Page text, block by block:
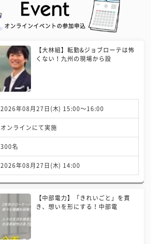
オンラインイベントの参加申込
【大林組】転勤&ジョブローテは怖
くない！九州の現場から設
2026年08月27日(木) 15:00〜16:00
オンラインにて実施
300名
2026年08月27日(木) 14:00
【中部電力】「きれいごと」を貫
き、想いを形にする！中部電